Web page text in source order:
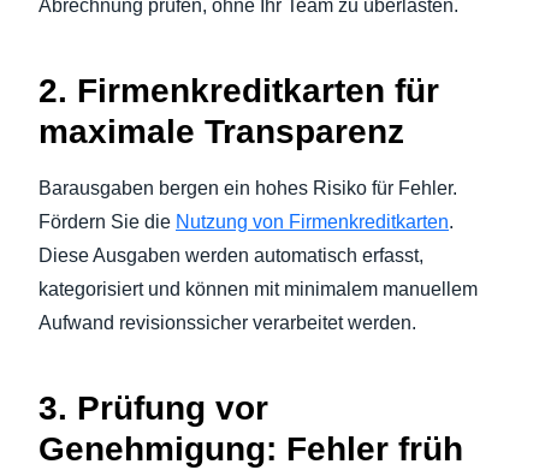
Abrechnung prüfen, ohne Ihr Team zu überlasten.
2. Firmenkreditkarten für
maximale Transparenz
Barausgaben bergen ein hohes Risiko für Fehler.
Fördern Sie die Nutzung von Firmenkreditkarten.
Diese Ausgaben werden automatisch erfasst,
kategorisiert und können mit minimalem manuellem
Aufwand revisionssicher verarbeitet werden.
3. Prüfung vor
Genehmigung: Fehler früh